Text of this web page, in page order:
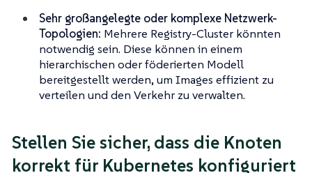
Sehr großangelegte oder komplexe Netzwerk-
Topologien: Mehrere Registry-Cluster könnten
notwendig sein. Diese können in einem
hierarchischen oder föderierten Modell
bereitgestellt werden, um Images effizient zu
verteilen und den Verkehr zu verwalten.
Stellen Sie sicher, dass die Knoten
korrekt für Kubernetes konfiguriert